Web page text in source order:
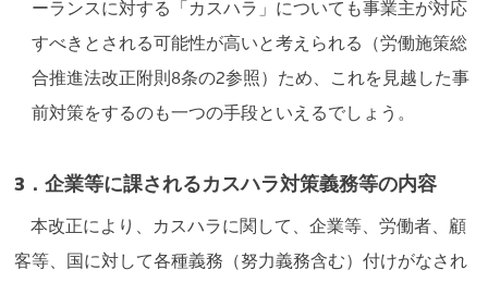
ーランスに対する「カスハラ」についても事業主が対応
すべきとされる可能性が高いと考えられる（労働施策総
合推進法改正附則8条の2参照）ため、これを見越した事
前対策をするのも一つの手段といえるでしょう。
3．企業等に課されるカスハラ対策義務等の内容
本改正により、カスハラに関して、企業等、労働者、顧
客等、国に対して各種義務（努力義務含む）付けがなされ